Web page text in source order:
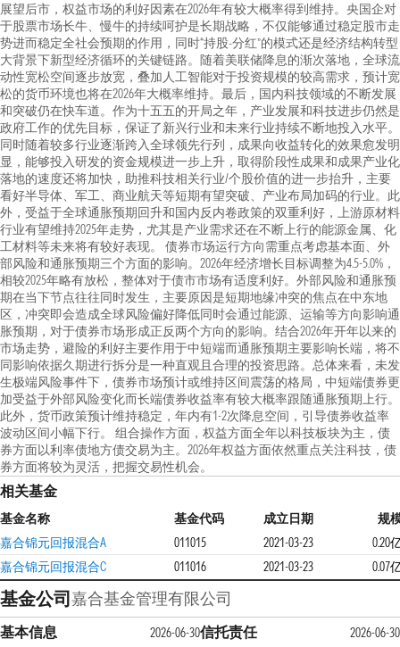
展望后市，权益市场的利好因素在2026年有较大概率得到维持。央国企对
于股票市场长牛、慢牛的持续呵护是长期战略，不仅能够通过稳定股市走
势进而稳定全社会预期的作用，同时“持股-分红”的模式还是经济结构转型
大背景下新型经济循环的关键链路。随着美联储降息的渐次落地，全球流
动性宽松空间逐步放宽，叠加人工智能对于投资规模的较高需求，预计宽
松的货币环境也将在2026年大概率维持。最后，国内科技领域的不断发展
和突破仍在快车道。作为十五五的开局之年，产业发展和科技进步仍然是
政府工作的优先目标，保证了新兴行业和未来行业持续不断地投入水平。
同时随着较多行业逐渐跨入全球领先行列，成果向收益转化的效果愈发明
显，能够投入研发的资金规模进一步上升，取得阶段性成果和成果产业化
落地的速度还将加快，助推科技相关行业/个股价值的进一步抬升，主要
看好半导体、军工、商业航天等短期有望突破、产业布局加码的行业。此
外，受益于全球通胀预期回升和国内反内卷政策的双重利好，上游原材料
行业有望维持2025年走势，尤其是产业需求还在不断上行的能源金属、化
工材料等未来将有较好表现。 债券市场运行方向需重点考虑基本面、外
部风险和通胀预期三个方面的影响。2026年经济增长目标调整为4.5-5.0%，
相较2025年略有放松，整体对于债市市场有适度利好。外部风险和通胀预
期在当下节点往往同时发生，主要原因是短期地缘冲突的焦点在中东地
区，冲突即会造成全球风险偏好降低同时会通过能源、运输等方向影响通
胀预期，对于债券市场形成正反两个方向的影响。结合2026年开年以来的
市场走势，避险的利好主要作用于中短端而通胀预期主要影响长端，将不
同影响依据久期进行拆分是一种直观且合理的投资思路。总体来看，未发
生极端风险事件下，债券市场预计或维持区间震荡的格局，中短端债券更
加受益于外部风险变化而长端债券收益率有较大概率跟随通胀预期上行。
此外，货币政策预计维持稳定，年内有1-2次降息空间，引导债券收益率
波动区间小幅下行。 组合操作方面，权益方面全年以科技板块为主，债
券方面以利率债地方债交易为主。2026年权益方面依然重点关注科技，债
券方面将较为灵活，把握交易性机会。
相关基金
基金名称 基金代码 成立日期
规
嘉合锦元回报混合A
011015 2021-03-23
0.20
嘉合锦元回报混合C
011016 2021-03-23 0.07
基金公司嘉合基金管理有限公司
基本信息 2026-06-30信托责任 2026-06-30